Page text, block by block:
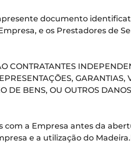
documento
e os Prestadores de
CONTRATANTES
DE BENS, OU OUTROS
a Empresa antes da
e a utilização do